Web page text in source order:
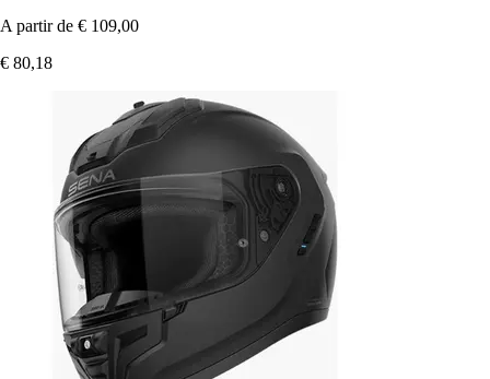
A partir de € 109,00
€ 80,18